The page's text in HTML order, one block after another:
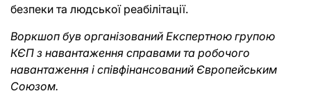
безпеки та людської реабілітації.
Воркшоп був організований Експертною групою
КЄП з навантаження справами та робочого
навантаження і співфінансований Європейським
Союзом.